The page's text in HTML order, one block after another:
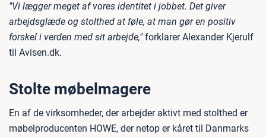
"Vi lægger meget af vores identitet i jobbet. Det giver
arbejdsglæde og stolthed at føle, at man gør en positiv
forskel i verden med sit arbejde,"forklarer Alexander Kjerulf
til Avisen.dk.
Stolte møbelmagere
En af de virksomheder, der arbejder aktivt med stolthed er
møbelproducenten HOWE, der netop er kåret til Danmarks